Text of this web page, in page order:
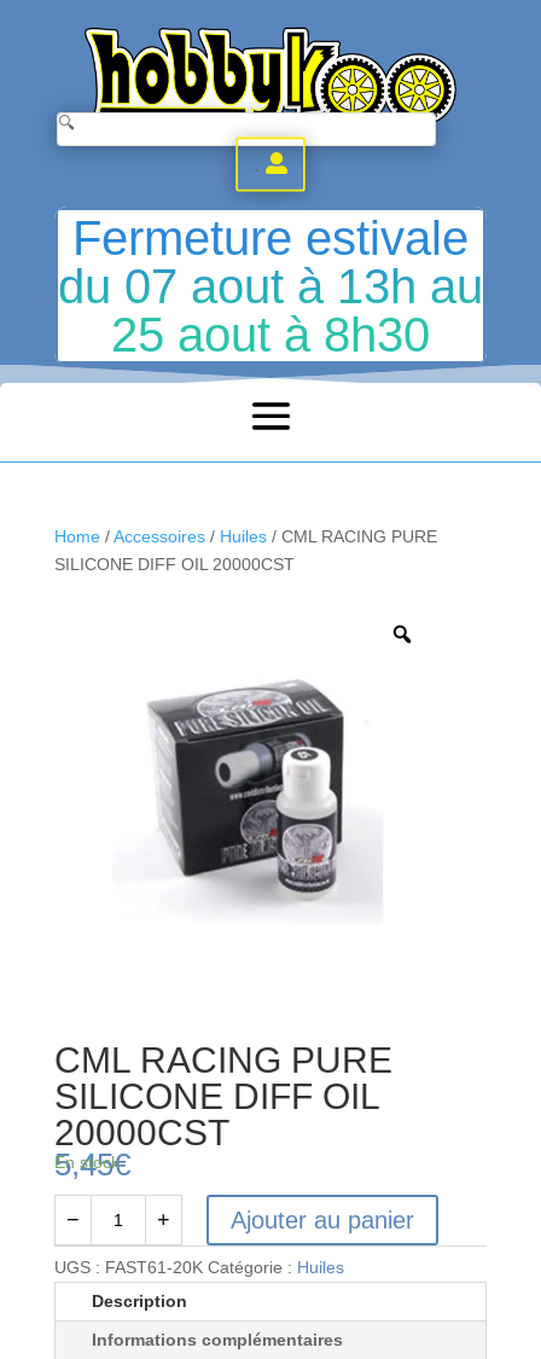
.
Fermeture estivale
du 07 aout à 13h au
25 aout à 8h30
Home/Accessoires/ Huiles/ CML RACING PURE
SILICONE DIFF OIL 20000CST
CML RACING PURE
SILICONE DIFF OIL
20000CST
5,45€
En stock
quantité
de
CML
PURE
− + Ajouter au panier
UGS : FAST61-20K Catégorie : Huiles
Description
Informations complémentaires